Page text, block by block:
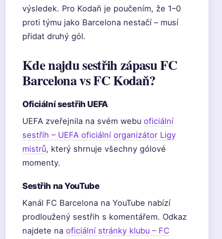
výsledek. Pro Kodaň je poučením, že 1–0
proti týmu jako Barcelona nestačí – musí
přidat druhý gól.
Kde najdu sestřih zápasu FC
Barcelona vs FC Kodaň?
Oficiální sestřih UEFA
UEFA zveřejnila na svém webu oficiální
sestřih – UEFA oficiální organizátor Ligy
mistrů, který shrnuje všechny gólové
momenty.
Sestřih na YouTube
Kanál FC Barcelona na YouTube nabízí
prodloužený sestřih s komentářem. Odkaz
najdete na oficiální stránky klubu – FC